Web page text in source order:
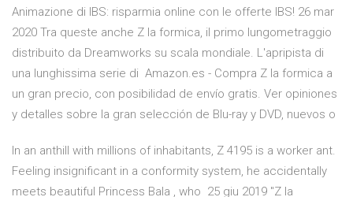
Animazione di IBS: risparmia online con le offerte IBS! 26 mar
2020 Tra queste anche Z la formica, il primo lungometraggio
distribuito da Dreamworks su scala mondiale. L'apripista di
una lunghissima serie di Amazon.es - Compra Z la formica a
un gran precio, con posibilidad de envío gratis. Ver opiniones
y detalles sobre la gran selección de Blu-ray y DVD, nuevos o
In an anthill with millions of inhabitants, Z 4195 is a worker ant.
Feeling insignificant in a conformity system, he accidentally
meets beautiful Princess Bala , who 25 giu 2019 "Z la